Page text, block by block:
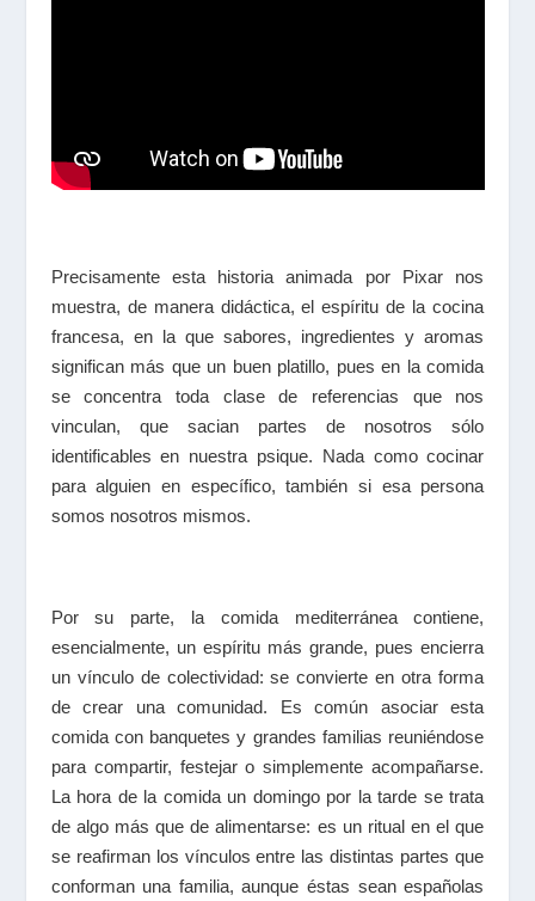
Precisamente esta historia animada por Pixar nos
muestra, de manera didáctica, el espíritu de la cocina
francesa, en la que sabores, ingredientes y aromas
significan más que un buen platillo, pues en la comida
se concentra toda clase de referencias que nos
vinculan, que sacian partes de nosotros sólo
identificables en nuestra psique. Nada como cocinar
para alguien en específico, también si esa persona
somos nosotros mismos.
Por su parte, la comida mediterránea contiene,
esencialmente, un espíritu más grande, pues encierra
un vínculo de colectividad: se convierte en otra forma
de crear una comunidad. Es común asociar esta
comida con banquetes y grandes familias reuniéndose
para compartir, festejar o simplemente acompañarse.
La hora de la comida un domingo por la tarde se trata
de algo más que de alimentarse: es un ritual en el que
se reafirman los vínculos entre las distintas partes que
conforman una familia, aunque éstas sean españolas